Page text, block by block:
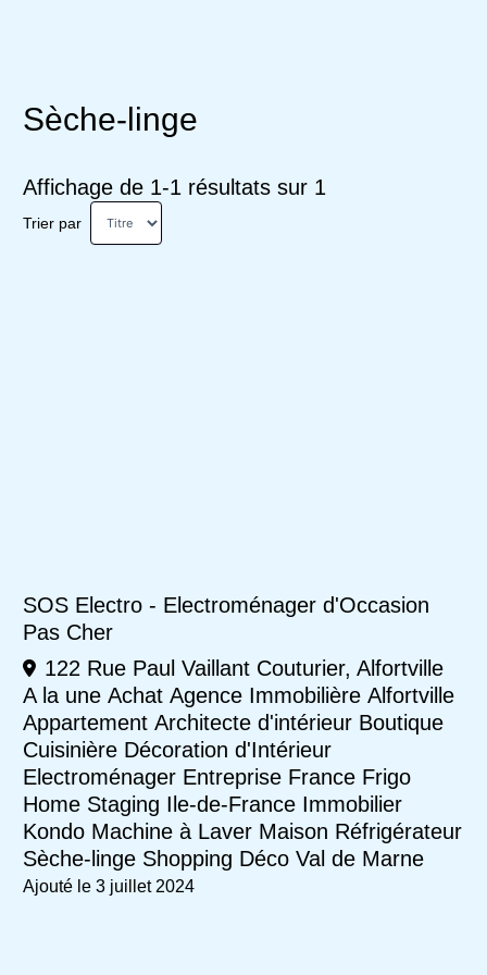
Sèche-linge
Affichage de 1-1 résultats sur 1
Trier par
SOS Electro - Electroménager d'Occasion
Pas Cher
122 Rue Paul Vaillant Couturier, Alfortville
A la une Achat Agence Immobilière Alfortville
Appartement Architecte d'intérieur Boutique
Cuisinière Décoration d'Intérieur
Electroménager Entreprise France Frigo
Home Staging Ile-de-France Immobilier
Kondo Machine à Laver Maison Réfrigérateur
Sèche-linge Shopping Déco Val de Marne
Ajouté le 3 juillet 2024